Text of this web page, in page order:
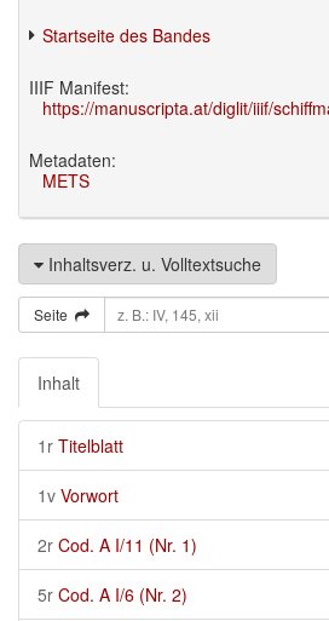
Startseite des Bandes
IIIF Manifest:
https://manuscripta.at/diglit/iiif/
Metadaten:
METS
Inhaltsverz. u. Volltextsuche
Seite
Inhalt
1r Titelblatt
1v Vorwort
2r Cod. A I/11 (Nr. 1)
5r Cod. A I/6 (Nr. 2)